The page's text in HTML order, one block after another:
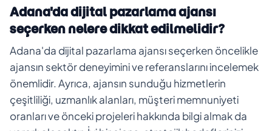
Adana'da dijital pazarlama ajansı
seçerken nelere dikkat edilmelidir?
Adana'da dijital pazarlama ajansı seçerken öncelikle
ajansın sektör deneyimini ve referanslarını incelemek
önemlidir. Ayrıca, ajansın sunduğu hizmetlerin
çeşitliliği, uzmanlık alanları, müşteri memnuniyeti
oranları ve önceki projeleri hakkında bilgi almak da